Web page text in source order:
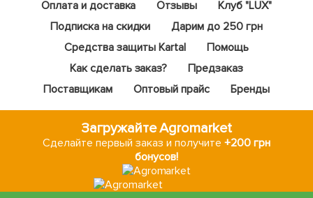
Оплата и доставка
Отзывы
Клуб "LUX"
Подписка на скидки
Дарим до 250 грн
Средства защиты Kartal
Помощь
Как сделать заказ?
Предзаказ
Поставщикам
Оптовый прайс Бренды
Загружайте Agromarket
Сделайте первый заказ и получите +200 грн
бонусов!